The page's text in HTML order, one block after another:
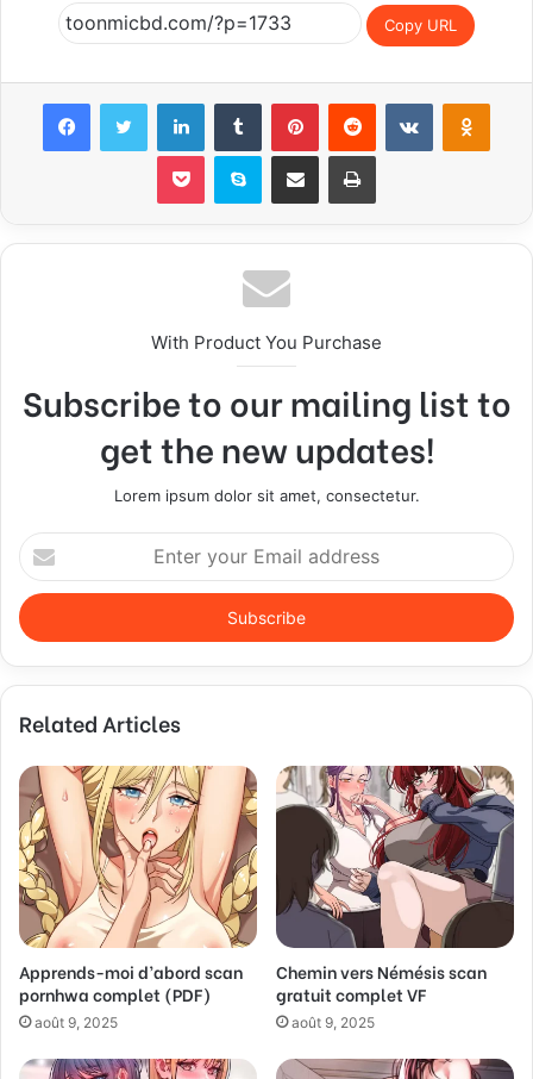
Copy URL
With Product You Purchase
Subscribe to our mailing list to
get the new updates!
Lorem ipsum dolor sit amet, consectetur.
E
n
e
y
u
E
m
a
i
l
a
d
r
e
s
Related Articles
Apprends-moi d’abord scan
pornhwa complet (PDF)
août 9, 2025
Chemin vers Némésis scan
gratuit complet VF
août 9, 2025